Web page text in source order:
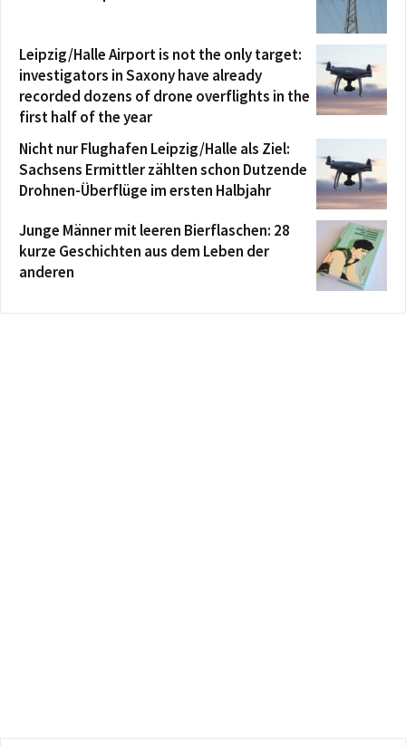
Leipzig/Halle Airport is not the only target:
investigators in Saxony have already
recorded dozens of drone overflights in the
first half of the year
Nicht nur Flughafen Leipzig/Halle als Ziel:
Sachsens Ermittler zählten schon Dutzende
Drohnen-Überflüge im ersten Halbjahr
Junge Männer mit leeren Bierflaschen: 28
kurze Geschichten aus dem Leben der
anderen